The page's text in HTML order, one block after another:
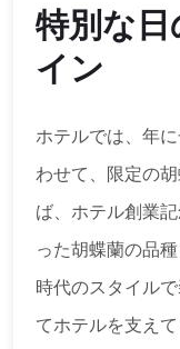
特別な
イン
ホテルでは、年
わせて、限定の
ば、ホテル創業
った胡蝶蘭の品
時代のスタイル
てホテルを支え